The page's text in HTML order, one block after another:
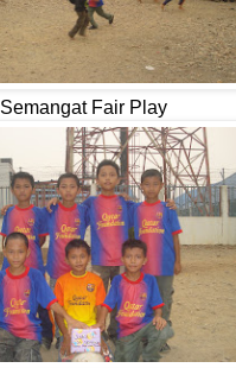
Semangat Fair Play